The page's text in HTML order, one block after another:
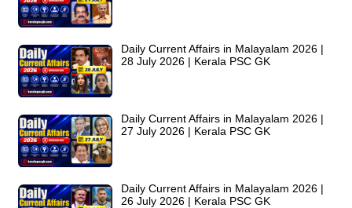
Daily Current Affairs in Malayalam 2026 |
28 July 2026 | Kerala PSC GK
Daily Current Affairs in Malayalam 2026 |
27 July 2026 | Kerala PSC GK
Daily Current Affairs in Malayalam 2026 |
26 July 2026 | Kerala PSC GK